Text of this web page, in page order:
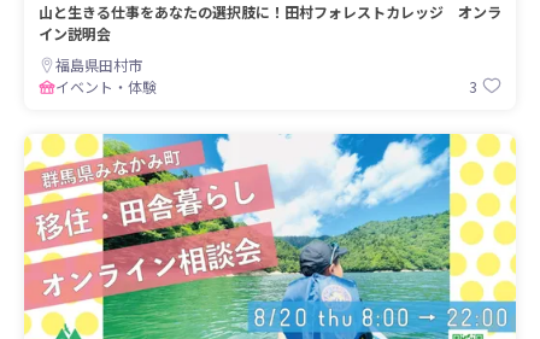
山と生きる仕事をあなたの選択肢に！田村フォレストカレッジ オンラ
イン説明会
福島県田村市
イベント・体験
3